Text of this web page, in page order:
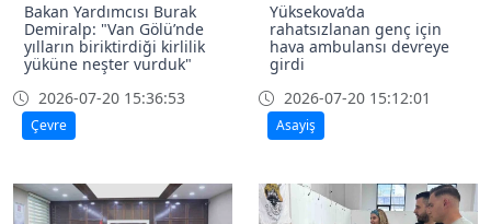
Bakan Yardımcısı Burak
Demiralp: "Van Gölü’nde
yılların biriktirdiği kirlilik
yüküne neşter vurduk"
2026-07-20 15:36:53
Çevre
Yüksekova’da
rahatsızlanan genç için
hava ambulansı devreye
girdi
2026-07-20 15:12:01
Asayiş